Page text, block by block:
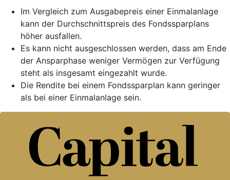
Im Vergleich zum Ausgabepreis einer Einmalanlage
kann der Durchschnittspreis des Fondssparplans
höher ausfallen.
Es kann nicht ausgeschlossen werden, dass am Ende
der Ansparphase weniger Vermögen zur Verfügung
steht als insgesamt eingezahlt wurde.
Die Rendite bei einem Fondssparplan kann geringer
als bei einer Einmalanlage sein.